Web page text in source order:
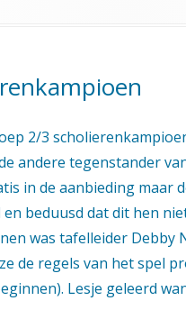
2/3
andere tegenstander
in de aanbieding maar
beduusd dat dit hen
was tafelleider Debby
de regels van het spel
Lesje geleerd